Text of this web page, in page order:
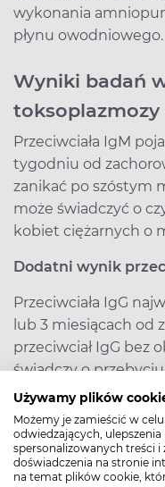
Używamy plików
Możemy je zamieścić w
odwiedzających,
spersonalizowanych treści i
doświadczenia na stronie
na temat plików cookie,
wykonania
płynu owodniowego.
Wyniki badań
Przeciwciała IgM
tygodniu od
zanikać po szóstym
może świadczyć o
kobiet ciężarnych o
Dodatni wynik
Przeciwciała IgG
lub 3 miesiącach od
przeciwciał IgG bez
świadczy o
dobrą informacją dla
Obecność
Obecność